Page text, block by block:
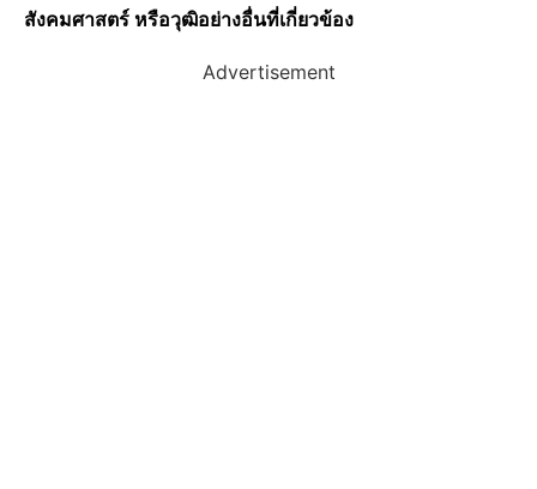
สังคมศาสตร์ หรือวุฒิอย่างอื่นที่เกี่ยวข้อง
Advertisement